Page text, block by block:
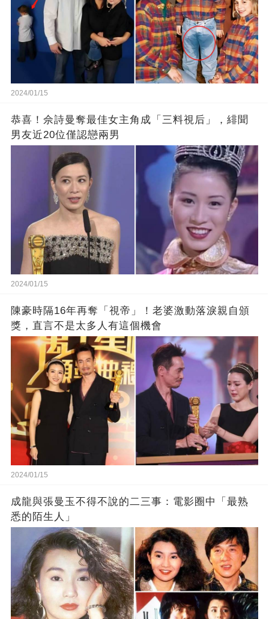
2024/01/15
恭喜！佘詩曼奪最佳女主角成「三料視后」，緋聞
男友近20位僅認戀兩男
2024/01/15
陳豪時隔16年再奪「視帝」！老婆激動落淚親自頒
獎，直言不是太多人有這個機會
2024/01/15
成龍與張曼玉不得不說的二三事：電影圈中「最熟
悉的陌生人」